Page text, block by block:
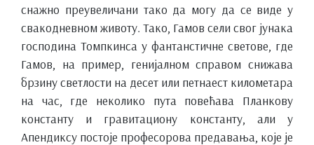
снажно преувеличани тако да могу да се виде у
свакодневном животу. Тако, Гамов сели свог јунака
господина Томпкинса у фантанстичне светове, где
Гамов, на пример, генијалном справом снижава
брзину светлости на десет или петнаест километара
на час, где неколико пута повећава Планкову
константу и гравитациону константу, али у
Апендиксу постоје професорова предавања, које је